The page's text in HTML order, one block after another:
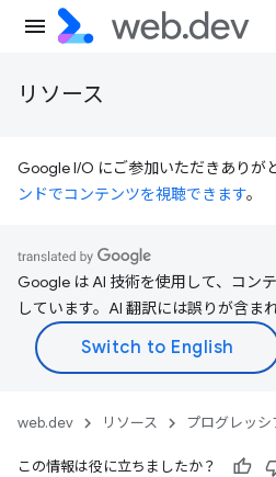
リソース
Google I/O にご参加いただきありが
ンドでコンテンツを視聴できます。
Google は AI 技術を使用して、コン
しています。AI 翻訳には誤りが含ま
web.dev リソース プログレッシ
この情報は役に立ちましたか？